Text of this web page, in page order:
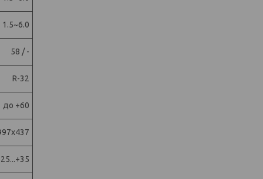
1.5~6.0
58 / -
R-32
до +60